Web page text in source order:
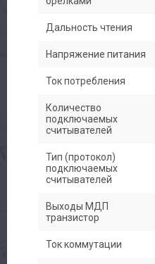
Дальность чтения
Напряжение питания
Ток потребления
Количество
подключаемых
считывателей
Тип (протокол)
подключаемых
считывателей
Выходы МДП
транзистор
Ток коммутации